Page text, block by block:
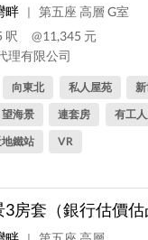
畔 |
第五座 高層 G室
呎
@11,345 元
理有限公司
向東北 私人屋苑
望海景 連套房
有工
鐵站 VR
房套（銀行估價估